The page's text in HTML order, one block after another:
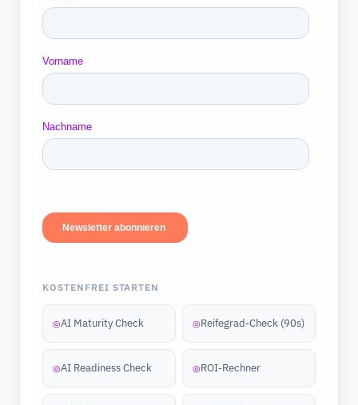
KOSTENFREI STARTEN
◎AI Maturity Check ◎Reifegrad-Check (90s)
◎AI Readiness Check ◎ROI-Rechner